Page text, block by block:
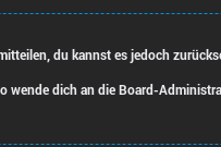
du kannst es jedoch
wende dich an die Board-